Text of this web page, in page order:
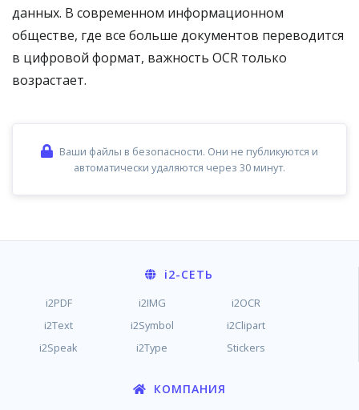
данных. В современном информационном
обществе, где все больше документов переводится
в цифровой формат, важность OCR только
возрастает.
Ваши файлы в безопасности. Они не публикуются и
автоматически удаляются через 30 минут.
i2-СЕТЬ
i2PDF i2IMG
i2OCR
i2Text
i2Symbol
i2Clipart
i2Speak
i2Type Stickers
КОМПАНИЯ